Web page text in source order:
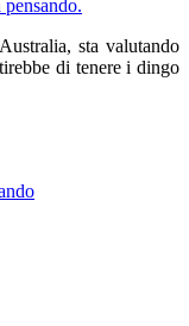
sta valutando
di tenere i dingo